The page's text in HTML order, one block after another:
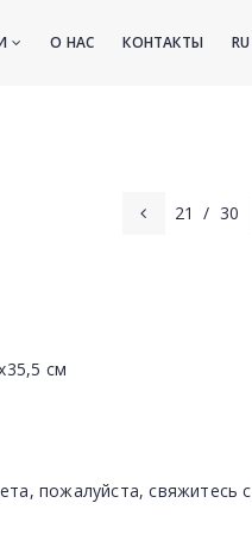
О НАС КОНТАКТЫ RU
21 / 30
см
пожалуйста, свяжитесь